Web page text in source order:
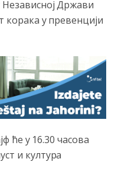
Држави
корака у превенцији
ће у 16.30 часова
и култура
са комплет
pokrajina.Što se tiče
vam pare a vi se
šalju poštom a da ne